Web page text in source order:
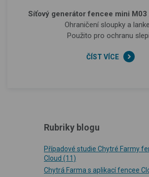
Síťový generátor fencee mini M03
Ohraničení sloupky a
Použito pro ochranu
ČÍST VÍCE
Rubriky blogu
Případové studie Chytré Farmy
Cloud (11)
Chytrá Farma s aplikací fencee